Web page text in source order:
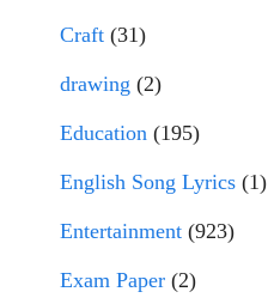
Craft (31)
drawing (2)
Education (195)
English Song Lyrics (1)
Entertainment (923)
Exam Paper (2)